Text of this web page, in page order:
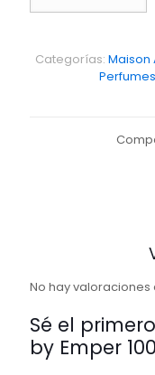
by
EDP
Categorías: Maison
No hay valoraciones
Sé el
by Emper